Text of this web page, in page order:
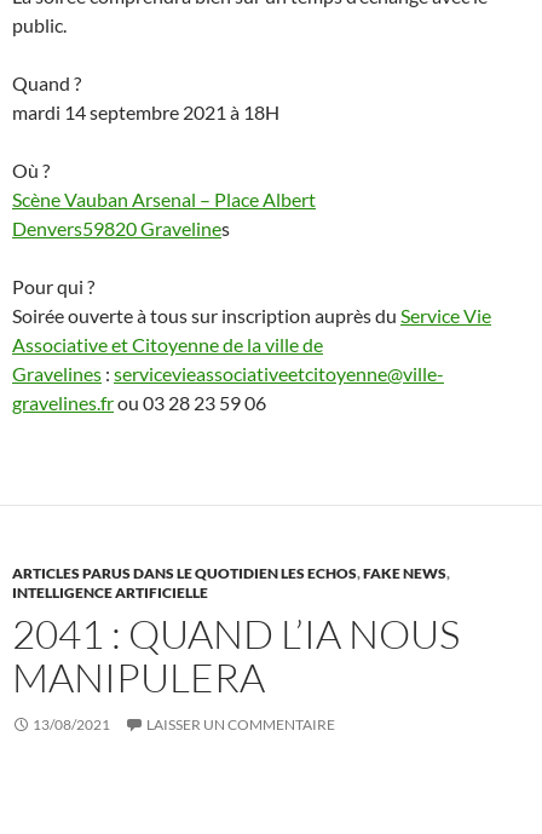
public.
Quand ?
mardi 14 septembre 2021 à 18H
Où ?
Scène Vauban Arsenal – Place Albert
Denvers59820 Gravelines
Pour qui ?
Soirée ouverte à tous sur inscription auprès du Service Vie
Associative et Citoyenne de la ville de
Gravelines : servicevieassociativeetcitoyenne@ville-
gravelines.frou 03 28 23 59 06
ARTICLES PARUS DANS LE QUOTIDIEN LES ECHOS,FAKE NEWS,
INTELLIGENCE ARTIFICIELLE
2041 : QUAND L’IA NOUS
MANIPULERA
13/08/2021 LAISSER UN COMMENTAIRE